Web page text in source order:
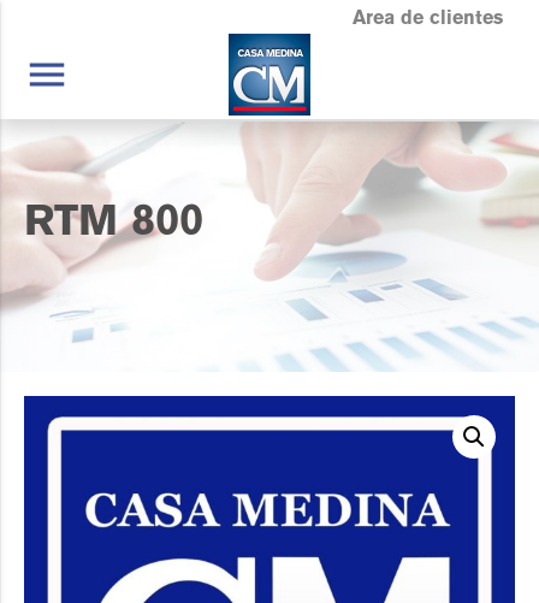
Area de clientes
menu
RTM 800